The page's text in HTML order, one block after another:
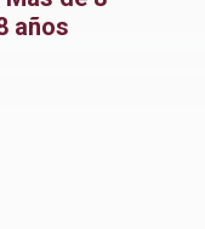
años